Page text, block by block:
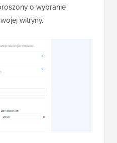
o wybranie
witryny.